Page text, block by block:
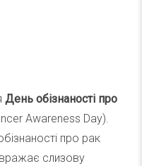
День обізнаності про
Awareness Day).
про рак
слизову